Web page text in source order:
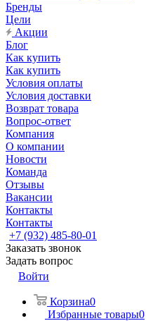
Бренды
Цели
Акции
Блог
Как купить
Как купить
Условия оплаты
Условия доставки
Возврат товара
Вопрос-ответ
Компания
О компании
Новости
Команда
Отзывы
Вакансии
Контакты
Контакты
+7 (932) 485-80-01
Заказать звонок
Задать вопрос
Войти
Корзина0
Избранные товары0